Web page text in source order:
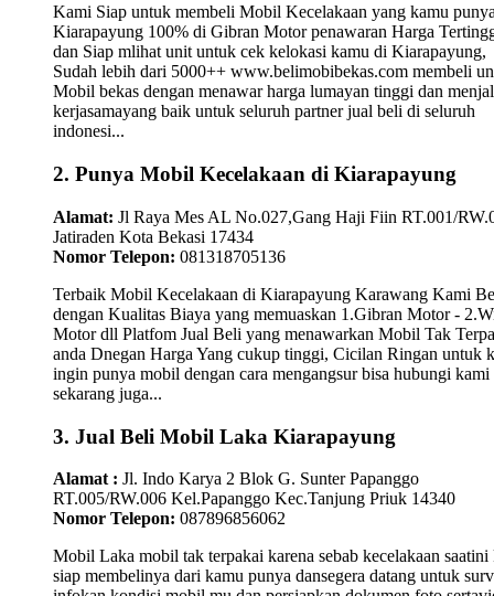
Kami Siap untuk membeli Mobil Kecelakaan yang kamu
Kiarapayung 100% di Gibran Motor penawaran Harga
dan Siap mlihat unit untuk cek kelokasi kamu di Kiarapayung,
Sudah lebih dari 5000++ www.belimobibekas.com membeli
Mobil bekas dengan menawar harga lumayan tinggi dan
kerjasamayang baik untuk seluruh partner jual beli di seluruh
indonesi...
2. Punya Mobil Kecelakaan di Kiarapayung
Alamat: Jl Raya Mes AL No.027,Gang Haji Fiin RT.001/
Jatiraden Kota Bekasi 17434
Nomor Telepon: 081318705136
Terbaik Mobil Kecelakaan di Kiarapayung Karawang Kami
dengan Kualitas Biaya yang memuaskan 1.Gibran Motor -
Motor dll Platfom Jual Beli yang menawarkan Mobil Tak
anda Dnegan Harga Yang cukup tinggi, Cicilan Ringan untuk
ingin punya mobil dengan cara mengangsur bisa hubungi kami
sekarang juga...
3. Jual Beli Mobil Laka Kiarapayung
Alamat : Jl. Indo Karya 2 Blok G. Sunter Papanggo
RT.005/RW.006 Kel.Papanggo Kec.Tanjung Priuk 14340
Nomor Telepon: 087896856062
Mobil Laka mobil tak terpakai karena sebab kecelakaan saatini
siap membelinya dari kamu punya dansegera datang untuk